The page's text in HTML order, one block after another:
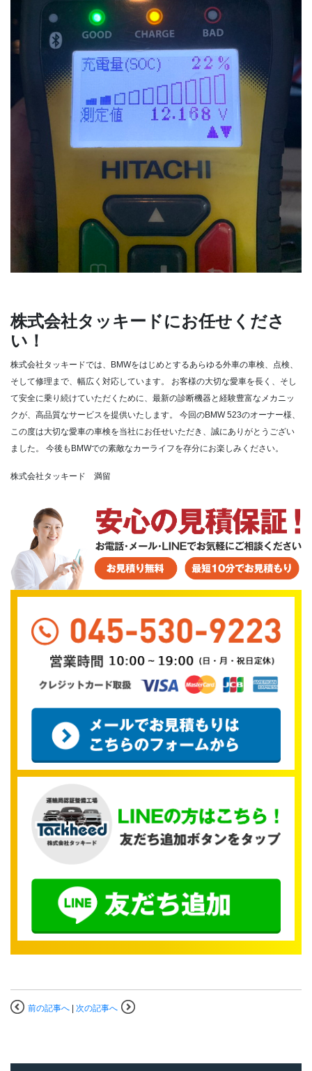
株式会社タッキードにお任せくださ
い！
株式会社タッキードでは、BMWをはじめとするあらゆる外車の車検、点検、
そして修理まで、幅広く対応しています。
お客様の大切な愛車を長く、そし
て安全に乗り続けていただくために、最新の診断機器と経験豊富なメカニッ
クが、高品質なサービスを提供いたします。
今回のBMW 523のオーナー様、
この度は大切な愛車の車検を当社にお任せいただき、誠にありがとうござい
ました。
今後もBMWでの素敵なカーライフを存分にお楽しみください。
株式会社タッキード 満留
前の記事へ 次の記事へ